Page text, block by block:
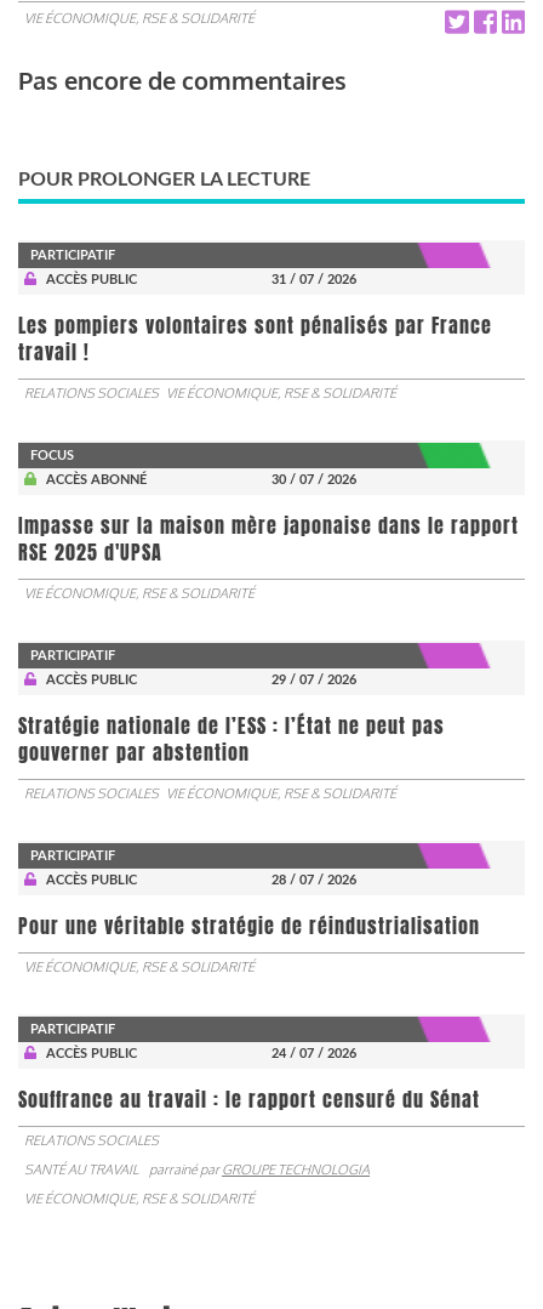
VIE ÉCONOMIQUE, RSE & SOLIDARITÉ
Pas encore de commentaires
POUR PROLONGER LA LECTURE
PARTICIPATIF
ACCÈS PUBLIC
31 / 07 / 2026
Les pompiers volontaires sont pénalisés par France
travail !
RELATIONS SOCIALES VIE ÉCONOMIQUE, RSE & SOLIDARITÉ
FOCUS
ACCÈS ABONNÉ
30 / 07 / 2026
Impasse sur la maison mère japonaise dans le rapport
RSE 2025 d'UPSA
VIE ÉCONOMIQUE, RSE & SOLIDARITÉ
PARTICIPATIF
ACCÈS PUBLIC
29 / 07 / 2026
Stratégie nationale de l’ESS : l’État ne peut pas
gouverner par abstention
RELATIONS SOCIALES VIE ÉCONOMIQUE, RSE & SOLIDARITÉ
PARTICIPATIF
ACCÈS PUBLIC
28 / 07 / 2026
Pour une véritable stratégie de réindustrialisation
VIE ÉCONOMIQUE, RSE & SOLIDARITÉ
PARTICIPATIF
ACCÈS PUBLIC
24 / 07 / 2026
Souffrance au travail : le rapport censuré du Sénat
RELATIONS SOCIALES
SANTÉ AU TRAVAIL
parrainé parGROUPE TECHNOLOGIA
VIE ÉCONOMIQUE, RSE & SOLIDARITÉ